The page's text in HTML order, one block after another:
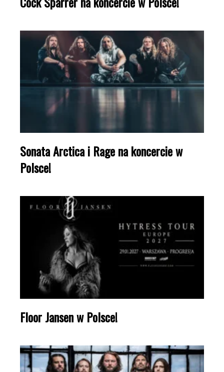
Sonata Arctica i Rage na koncercie w
Polsce!
Floor Jansen w Polsce!